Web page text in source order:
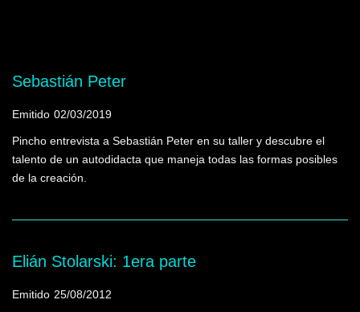
Sebastián Peter
Emitido 02/03/2019
Pincho entrevista a Sebastián Peter en su taller y descubre el
talento de un autodidacta que maneja todas las formas posibles
de la creación.
Elián Stolarski: 1era parte
Emitido 25/08/2012